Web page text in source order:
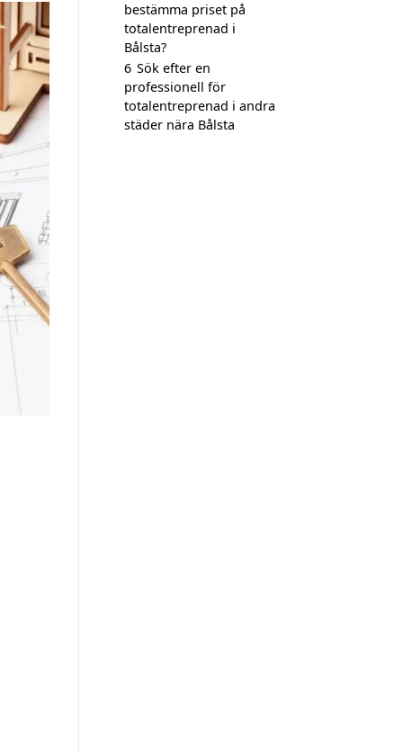
bestämma priset på
totalentreprenad i
Bålsta?
6 Sök efter en
professionell för
totalentreprenad i andra
städer nära Bålsta